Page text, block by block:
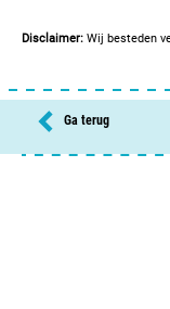
Zwemparadijs
Zwemplas
Disclaimer: Wij besteden
Ga terug